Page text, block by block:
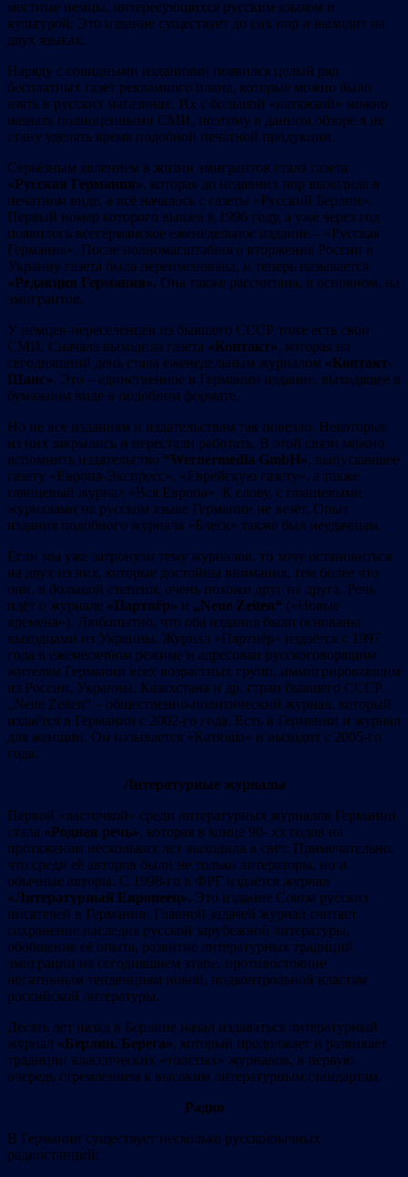
местные немцы, интересующихся русским языком и
культурой. Это издание существует до сих пор и выходит на
двух языках.
Наряду с солидными изданиями появился целый ряд
бесплатных газет рекламного плана, которые можно было
взять в русских магазинах. Их с большой «натяжкой» можно
назвать полноценными СМИ, поэтому в данном обзоре я не
стану уделять время подобной печатной продукции.
Серьёзным явлением в жизни эмигрантов стала газета
«Русская Германия», которая до недавних пор выходила в
печатном виде, а всё началось с газеты «Русский Берлин».
Первый номер которого вышел в 1996 году, а уже через год
появилось всегерманское еженедельное издание – «Русская
Германия». После полномасштабного вторжения России в
Украину газета была переименована, и теперь называется
«Редакция Германия». Она также рассчитана, в основном, на
эмигрантов.
У немцев-переселенцев из бывшего СССР тоже есть свои
СМИ. Сначала выходила газета «Контакт», которая на
сегодняшний день стала еженедельным журналом «Контакт-
Шанс». Это – единственное в Германии издание, выходящее в
бумажном виде в подобном формате.
Но не все изданиям и издательствам так повезло. Некоторые
из них закрылись и перестали работать. В этой связи можно
вспомнить издательство “Wernermedia GmbH», выпускавшее
газету «Европа-Экспресс», «Еврейскую газету», а также
глянцевый журнал «Вся Европа». К слову, с глянцевыми
журналами на русском языке Германии не везёт. Опыт
издания подобного журнала «Блеск» также был неудачным.
Если мы уже затронули тему журналов, то хочу остановиться
на двух из них, которые достойны внимания, тем более что
они, в большой степени, очень похожи друг на друга. Речь
идёт о журнале «Партнёр» и „Neue Zeiten“ («Новые
времена»). Любопытно, что оба издания были основаны
выходцами из Украины. Журнал «Партнёр» издаётся с 1997
года в ежемесячном режиме и адресован русскоговорящим
жителям Германии всех возрастных групп, иммигрировавшим
из России, Украины, Казахстана и др. стран бывшего СССР.
„Neue Zeiten“ – общественно-политический журнал, который
издаётся в Германии с 2002-го года. Есть в Германии и журнал
для женщин. Он называется «Катюша» и выходит с 2005-го
года.
Литературные журналы
Первой «ласточкой» среди литературных журналов Германии
стала «Родная речь», которая в конце 90- хх годов на
протяжении нескольких лет выходила в свет. Примечательно,
что среди её авторов были не только литераторы, но и
обычные авторы. С 1998-го в ФРГ издаётся журнал
«Литературный Европеец». Это издание Союза русских
писателей в Германии. Главной задачей журнал считает
сохранение наследия русской зарубежной литературы,
обобщение её опыта, развитие литературных традиций
эмиграции на сегодняшнем этапе, противостояние
негативным тенденциям новой, подконтрольной властям
российской литературы.
Десять лет назад в Берлине начал издаваться литературный
журнал «Берлин. Берега», который продолжает и развивает
традиции классических «толстых» журналов, в первую
очередь стремлением к высоким литературным стандартам.
Радио
В Германии существует несколько русскоязычных
радиостанций: